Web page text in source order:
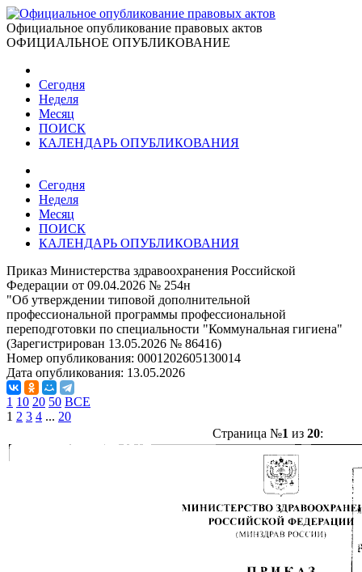
Официальное опубликование правовых актов
ОФИЦИАЛЬНОЕ ОПУБЛИКОВАНИЕ
Сегодня
Неделя
Месяц
ПОИСК
КАЛЕНДАРЬ ОПУБЛИКОВАНИЯ
Сегодня
Неделя
Месяц
ПОИСК
КАЛЕНДАРЬ ОПУБЛИКОВАНИЯ
Приказ Министерства здравоохранения Российской
Федерации от 09.04.2026 № 254н
"Об утверждении типовой дополнительной
профессиональной программы профессиональной
переподготовки по специальности "Коммунальная гигиена"
(Зарегистрирован 13.05.2026 № 86416)
Номер опубликования: 0001202605130014
Дата опубликования: 13.05.2026
1 10 20 50 ВСЕ
1 2 3 4 ... 20
Страница №1 из 20: